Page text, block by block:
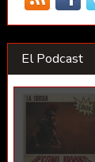
El Podcast